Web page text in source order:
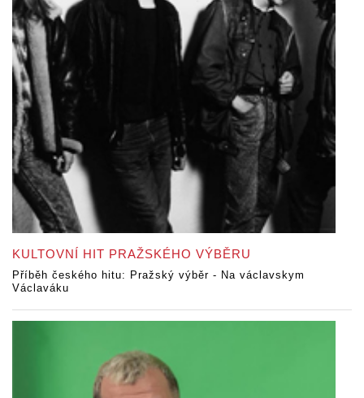
KULTOVNÍ HIT PRAŽSKÉHO VÝBĚRU
Příběh českého hitu: Pražský výběr - Na václavskym
Václaváku